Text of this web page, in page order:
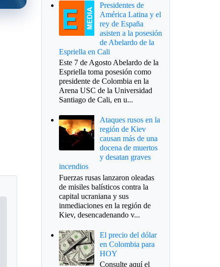
Presidentes de
América Latina y el
rey de España
asisten a la posesión
de Abelardo de la
Espriella en Cali
Este 7 de Agosto Abelardo de la
Espriella toma posesión como
presidente de Colombia en la
Arena USC de la Universidad
Santiago de Cali, en u...
Ataques rusos en la
región de Kiev
causan más de una
docena de muertos
y desatan graves
incendios
Fuerzas rusas lanzaron oleadas
de misiles balísticos contra la
capital ucraniana y sus
inmediaciones en la región de
Kiev, desencadenando v...
El precio del dólar
en Colombia para
HOY
Consulte aquí el